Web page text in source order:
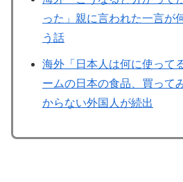
った」親に言われた一言が
う話
海外「日本人は何に使って
ームの日本の食品、買って
からない外国人が続出